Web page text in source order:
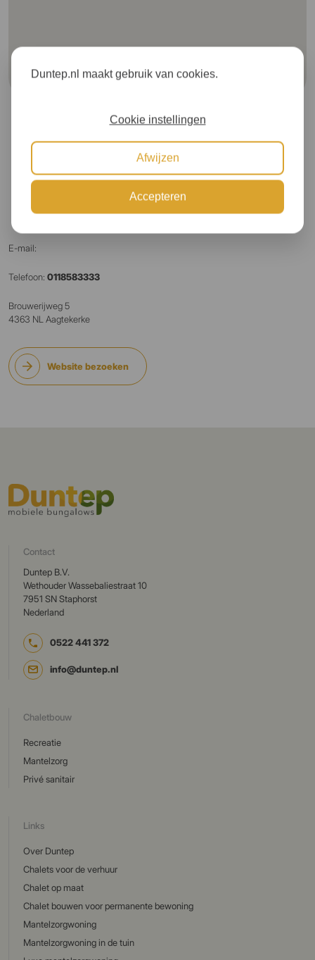
E-mail:
Telefoon: 0118583333
Brouwerijweg 5
4363 NL Aagtekerke
Website bezoeken
Contact
Duntep B.V.
Wethouder Wassebaliestraat 10
7951 SN Staphorst
Nederland
0522 441 372
info@duntep.nl
Chaletbouw
Recreatie
Mantelzorg
Privé sanitair
Links
Over Duntep
Chalets voor de verhuur
Chalet op maat
Chalet bouwen voor permanente bewoning
Mantelzorgwoning
Mantelzorgwoning in de tuin
Duntep.nl maakt gebruik van cookies.
Cookie instellingen
Afwijzen
Accepteren